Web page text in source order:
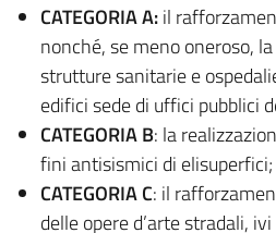
CATEGORIA A:il
nonché, se meno oneroso,
strutture sanitarie e
edifici sede di uffici pubblici
CATEGORIA B: la
fini antisismici di elisuperfici;
CATEGORIA C: il
delle opere d’arte stradali,